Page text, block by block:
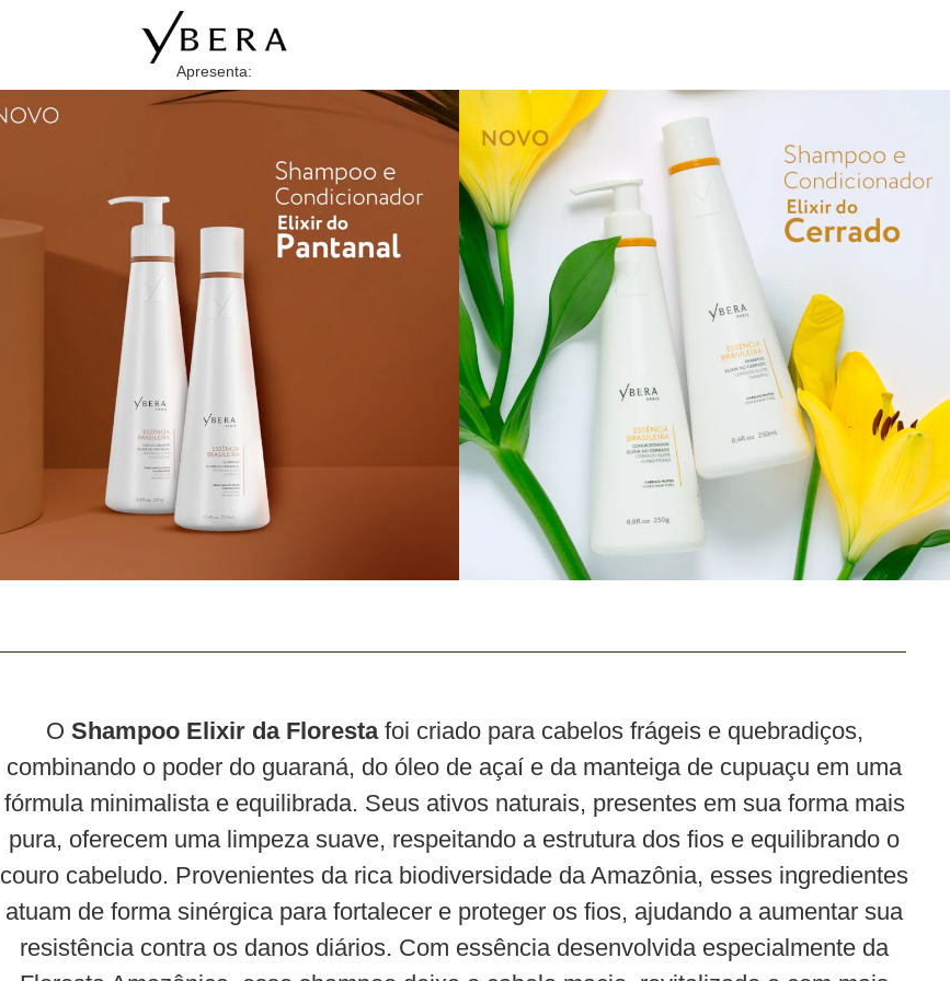
Apresenta:
O Shampoo Elixir da Florestafoi criado para cabelos frágeis e quebradiços,
combinando o poder do guaraná, do óleo de açaí e da manteiga de cupuaçu em uma
fórmula minimalista e equilibrada. Seus ativos naturais, presentes em sua forma mais
pura, oferecem uma limpeza suave, respeitando a estrutura dos fios e equilibrando o
couro cabeludo. Provenientes da rica biodiversidade da Amazônia, esses ingredientes
atuam de forma sinérgica para fortalecer e proteger os fios, ajudando a aumentar sua
resistência contra os danos diários. Com essência desenvolvida especialmente da